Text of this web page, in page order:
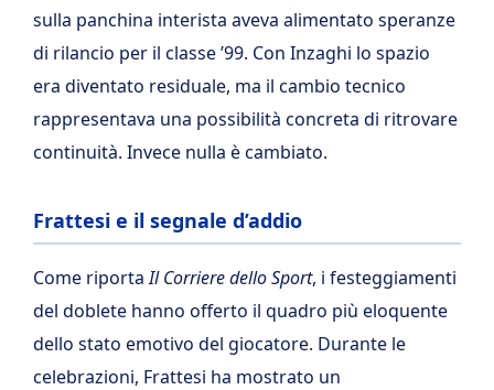
sulla panchina interista aveva alimentato speranze
di rilancio per il classe ’99. Con Inzaghi lo spazio
era diventato residuale, ma il cambio tecnico
rappresentava una possibilità concreta di ritrovare
continuità. Invece nulla è cambiato.
Frattesi e il segnale d’addio
Come riportaIl Corriere dello Sport, i festeggiamenti
del doblete hanno offerto il quadro più eloquente
dello stato emotivo del giocatore. Durante le
celebrazioni, Frattesi ha mostrato un